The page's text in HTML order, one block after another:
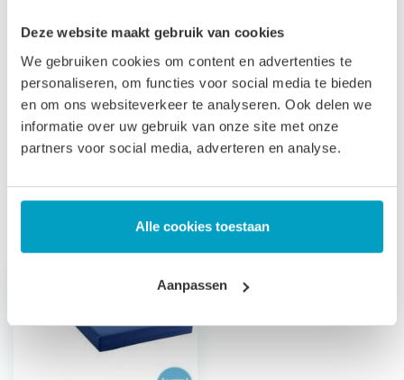
Deze website maakt gebruik van cookies
We gebruiken cookies om content en advertenties te
personaliseren, om functies voor social media te bieden
en om ons websiteverkeer te analyseren. Ook delen we
informatie over uw gebruik van onze site met onze
partners voor social media, adverteren en analyse.
Alle cookies toestaan
Aanpassen
Let op , door het flexibele materiaal, kunnen matrassen tot
2% afwijken in afmeting. Maatwerk matrassen zijn niet
direct leverbaar, de productie kost 3-4 weken tijd. Voor onze
voorwaarden betreft maatwerk matrassen verwijzen wij u
naar onze
algemene voorwaarden
Gerelateerde producten